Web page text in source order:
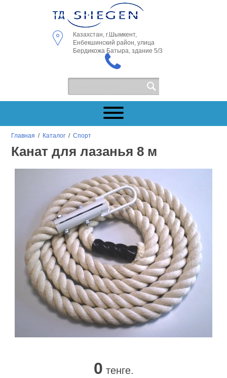
Казахстан, г.Шымкент,
Енбекшинский район, улица
Бердикожа Батыра, здание 5/3
Главная / Каталог /Спорт
Канат для лазанья 8 м
0 тенге.